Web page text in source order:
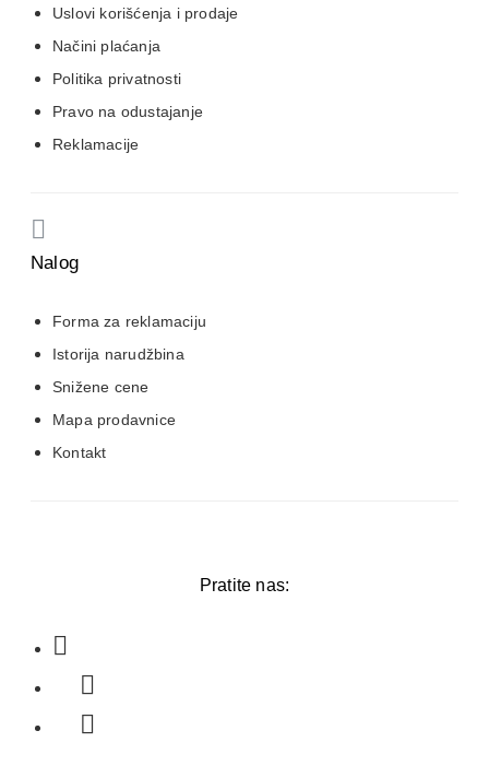
Uslovi korišćenja i prodaje
Načini plaćanja
Politika privatnosti
Pravo na odustajanje
Reklamacije
Nalog
Forma za reklamaciju
Istorija narudžbina
Snižene cene
Mapa prodavnice
Kontakt
Pratite nas: